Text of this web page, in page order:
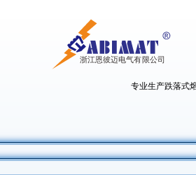
专业生产跌落式